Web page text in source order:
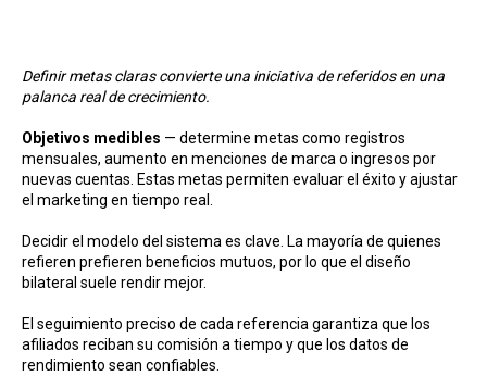
Definir metas claras convierte una iniciativa de referidos en una
palanca real de crecimiento.
Objetivos medibles — determine metas como registros
mensuales, aumento en menciones de marca o ingresos por
nuevas cuentas. Estas metas permiten evaluar el éxito y ajustar
el marketing en tiempo real.
Decidir el modelo del sistema es clave. La mayoría de quienes
refieren prefieren beneficios mutuos, por lo que el diseño
bilateral suele rendir mejor.
El seguimiento preciso de cada referencia garantiza que los
afiliados reciban su comisión a tiempo y que los datos de
rendimiento sean confiables.